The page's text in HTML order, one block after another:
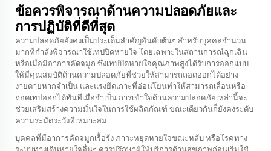
ข้อควรพิจารณาด้านความปลอดภัยและ
การปฏิบัติที่ดีที่สุด
ความปลอดภัยยังคงเป็นประเด็นสำคัญอันดับต้นๆ สำหรับบุคคลจำนวน
มากที่กำลังพิจารณาใช้เทปปิดหายใจ โดยเฉพาะในสถานการณ์ฉุกเฉิน
หรือเมื่อมีอาการคัดจมูก ซึ่งเทปปิดหายใจคุณภาพสูงได้รับการออกแบบ
ให้มีคุณสมบัติด้านความปลอดภัยที่ช่วยให้สามารถถอดออกได้อย่าง
ง่ายดายหากจำเป็น และแรงยึดเกาะที่อ่อนโยนทำให้สามารถเลื่อนหรือ
ถอดเทปออกได้ทันทีเมื่อจำเป็น การเข้าใจด้านความปลอดภัยเหล่านี้จะ
ช่วยเสริมสร้างความมั่นใจในการใช้ผลิตภัณฑ์ ขณะเดียวกันก็ยังคงระดับ
ความระมัดระวังที่เหมาะสม
บุคคลที่มีอาการคัดจมูกเรื้อรัง ภาวะหยุดหายใจขณะหลับ หรือโรคทาง